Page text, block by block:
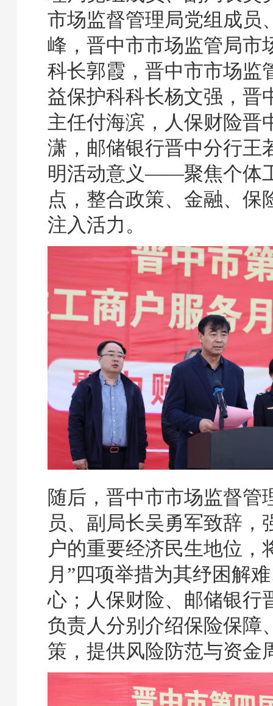
市场监督管理局党组成员
峰，晋中市市场监管局市
科长郭霞，晋中市市场监
益保护科科长杨文强，晋
主任付海滨，人保财险晋
潇，邮储银行晋中分行王
明活动意义——聚焦个体
点，整合政策、金融、保
注入活力。
随后，晋中市市场监督管
员、副局长吴勇军致辞，
户的重要经济民生地位，
月”四项举措为其纾困解
心；人保财险、邮储银行
负责人分别介绍保险保障
策，提供风险防范与资金